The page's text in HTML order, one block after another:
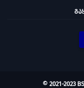
© 2021-2023